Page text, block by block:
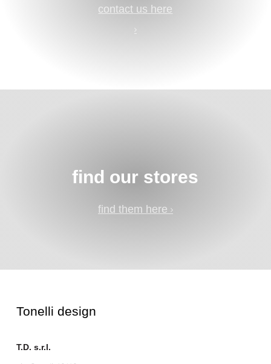
contact us here
find our stores
find them here
Tonelli design
T.D. s.r.l.